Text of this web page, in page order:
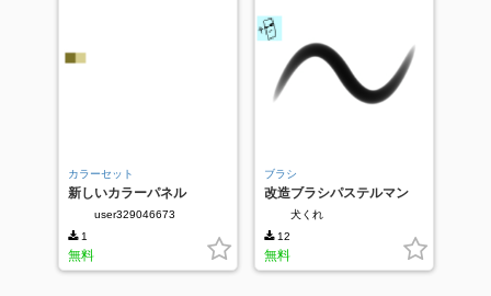
カラーセット
新しいカラーパネル
user329046673
1
無料
ブラシ
改造ブラシパステルマン
犬くれ
12
無料